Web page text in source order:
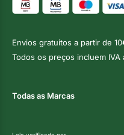
Envios gratuitos a partir de
Todos os preços incluem IVA
Todas as Marcas